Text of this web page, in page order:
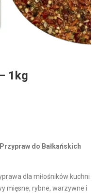
1kg
do Bałkańskich
dla miłośników kuchni
mięsne, rybne, warzywne i